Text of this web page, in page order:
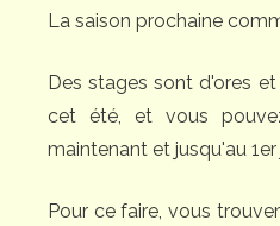
La saison prochaine
Des stages sont d'ores
cet été, et vous
maintenant et jusqu'au 1er
Pour ce faire, vous